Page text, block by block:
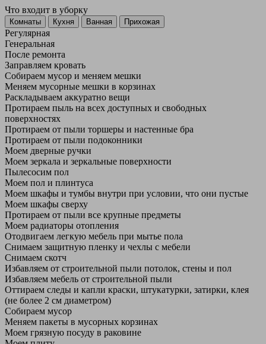
Что входит в уборку
Регу­лярная
Гене­ральная
После ремонта
Заправляем кровать
Собираем мусор и меняем мешки
Меняем мусорные мешки в корзинах
Раскладываем аккуратно вещи
Протираем пыль на всех доступных и свободных
поверхностях
Протираем от пыли торшеры и настенные бра
Протираем от пыли подоконники
Моем дверные ручки
Моем зеркала и зеркальные поверхности
Пылесосим пол
Моем пол и плинтуса
Моем шкафы и тумбы внутри при условии, что они пустые
Моем шкафы сверху
Протираем от пыли все крупные предметы
Моем радиаторы отопления
Отодвигаем легкую мебель при мытье пола
Снимаем защитную пленку и чехлы с мебели
Снимаем скотч
Избавляем от строительной пыли потолок, стены и пол
Избавляем мебель от строительной пыли
Оттираем следы и капли краски, штукатурки, затирки, клея
(не более 2 см диаметром)
Собираем мусор
Меняем пакеты в мусорных корзинах
Моем грязную посуду в раковине